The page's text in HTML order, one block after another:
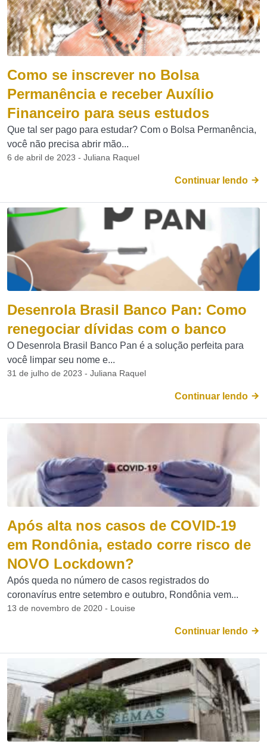
Como se inscrever no Bolsa
Permanência e receber Auxílio
Financeiro para seus estudos
Que tal ser pago para estudar? Com o Bolsa Permanência,
você não precisa abrir mão...
6 de abril de 2023 - Juliana Raquel
Continuar lendo
Desenrola Brasil Banco Pan: Como
renegociar dívidas com o banco
O Desenrola Brasil Banco Pan é a solução perfeita para
você limpar seu nome e...
31 de julho de 2023 - Juliana Raquel
Continuar lendo
Após alta nos casos de COVID-19
em Rondônia, estado corre risco de
NOVO Lockdown?
Após queda no número de casos registrados do
coronavírus entre setembro e outubro, Rondônia vem...
13 de novembro de 2020 - Louise
Continuar lendo